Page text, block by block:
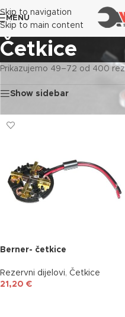
Skip to navigation
Skip to main content
MENU
Četkice
Prikazujemo 49–72 od 400
Show sidebar
Berner- četkice
Rezervni dijelovi, Četkice
21,20 €